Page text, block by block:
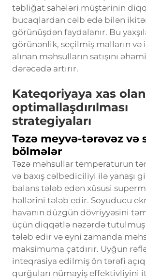
təbliğat sahələri müştərinin
bucaqlardan cəlb edə bilən
görünüşdən faydalanır. Bu
görünənlik, seçilmiş malların və
alınan məhsulların satışını
dərəcədə artırır.
Kateqoriyaya xas
optimallaşdırılması
strategiyaları
Təzə meyvə-tərəvəz və
bölmələr
Təzə məhsullar temperaturun
və baxış cəlbediciliyi ilə yanaşı
balans tələb edən xüsusi
həllərini tələb edir. Soyuducu
havanın düzgün dövriyyəsini
üçün diqqətlə nəzərdə
tələb edir və eyni zamanda
maksimuma çatdırır. Uyğun
inteqrasiya edilmiş ön tərəfi
qurğuları nümayiş effektivliyini